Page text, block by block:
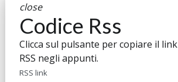
close
Codice Rss
Clicca sul pulsante per copiare il link
RSS negli appunti.
RSS link